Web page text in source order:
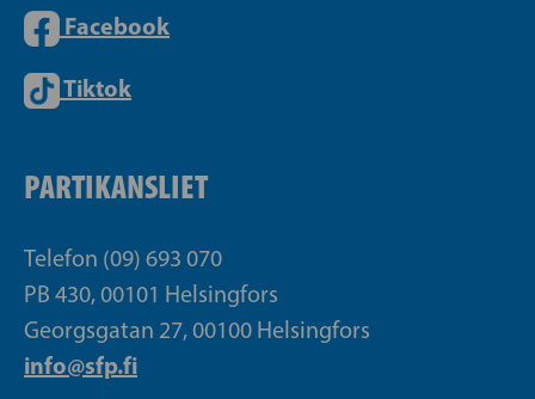
Facebook
Tiktok
PARTIKANSLIET
Telefon (09) 693 070
PB 430, 00101 Helsingfors
Georgsgatan 27, 00100 Helsingfors
info@sfp.fi